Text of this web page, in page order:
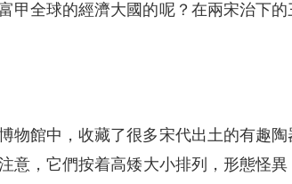
甲全球的經濟大國的呢？在兩宋治下
物館中，收藏了很多宋代出土的有趣
意，它們按着高矮大小排列，形態怪